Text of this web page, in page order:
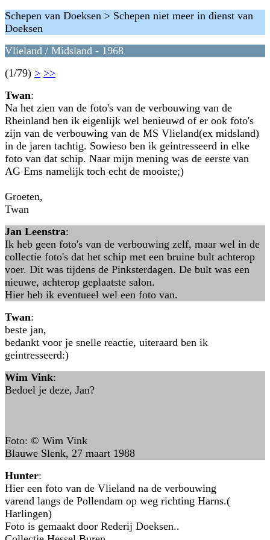
Schepen van Doeksen > Schepen niet meer in dienst van
Doeksen
Vlieland / Midsland - 1968
(1/79) > >>
Twan:
Na het zien van de foto's van de verbouwing van de
Rheinland ben ik eigenlijk wel benieuwd of er ook foto's
zijn van de verbouwing van de MS Vlieland(ex midsland)
in de jaren tachtig. Sowieso ben ik geintresseerd in elke
foto van dat schip. Naar mijn mening was de eerste van
AG Ems namelijk toch echt de mooiste;)
Groeten,
Twan
Jan Leenstra:
Ik heb geen foto's van de verbouwing zelf, maar wel in de
collectie foto's dat het schip met een bruine bult achterop
voer. Dit was tijdens de Pinksterdagen. De bult was een
nieuwe, achterop geplaatste salon.
Hier heb ik eventueel wel een foto van.
Twan:
beste jan,
bedankt voor je snelle reactie, uiteraard ben ik
geintresseerd:)
Wim Vink:
Bedoel je deze, Jan?
Foto: © Wim Vink
Blauwe Slenk, 27 maart 1988
Hunter:
Hier een foto van de Vlieland na de verbouwing
varend langs de Pollendam op weg richting Harns.(
Harlingen)
Foto is gemaakt door Rederij Doeksen..